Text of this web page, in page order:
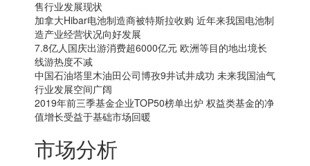
售行业发展现状
加拿大Hibar电池制造商被特斯拉收购 近年来我国电池制
造产业经营状况向好发展
7.8亿人国庆出游消费超6000亿元 欧洲等目的地出境长
线游热度不减
中国石油塔里木油田公司博孜9井试井成功 未来我国油气
行业发展空间广阔
2019年前三季基金企业TOP50榜单出炉 权益类基金的净
值增长受益于基础市场回暖
市场分析